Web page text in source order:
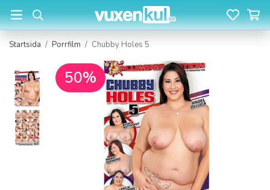
Startsida / Porrfilm / Chubby Holes 5
50%